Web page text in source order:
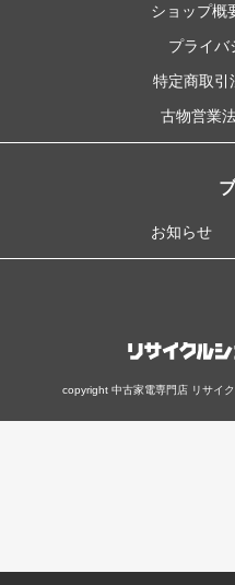
ショップ概
プライバ
特定商取引
古物営業
お知らせ
copyright 中古家電専門店 リサイ